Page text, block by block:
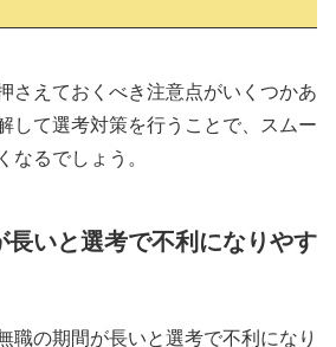
さえておくべき注意点がいくつかあ
して選考対策を行うことで、スムー
なるでしょう。
長いと選考で不利になりやす
職の期間が長いと選考で不利になり